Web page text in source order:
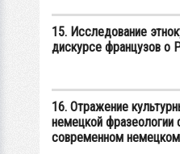
15. Исследование
дискурсе французов о
16. Отражение
немецкой фразеологии
современном